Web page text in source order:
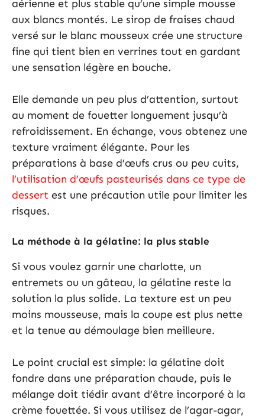
aérienne et plus stable qu’une simple mousse
aux blancs montés. Le sirop de fraises chaud
versé sur le blanc mousseux crée une structure
fine qui tient bien en verrines tout en gardant
une sensation légère en bouche.
Elle demande un peu plus d’attention, surtout
au moment de fouetter longuement jusqu’à
refroidissement. En échange, vous obtenez une
texture vraiment élégante. Pour les
préparations à base d’œufs crus ou peu cuits,
l’utilisation d’œufs pasteurisés dans ce type de
dessert est une précaution utile pour limiter les
risques.
La méthode à la gélatine: la plus stable
Si vous voulez garnir une charlotte, un
entremets ou un gâteau, la gélatine reste la
solution la plus solide. La texture est un peu
moins mousseuse, mais la coupe est plus nette
et la tenue au démoulage bien meilleure.
Le point crucial est simple: la gélatine doit
fondre dans une préparation chaude, puis le
mélange doit tiédir avant d’être incorporé à la
crème fouettée. Si vous utilisez de l’agar-agar,